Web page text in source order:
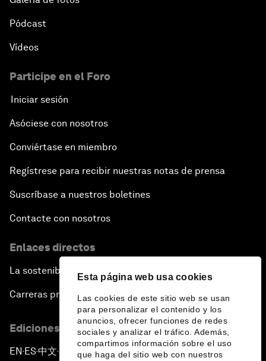
Esta página web usa cookies
Las cookies de este sitio web se usan
para personalizar el contenido y los
anuncios, ofrecer funciones de redes
sociales y analizar el tráfico. Además,
compartimos información sobre el uso
que haga del sitio web con nuestros
Pódcast
Vídeos
Participe en el Foro
Iniciar sesión
Asóciese con nosotros
Conviértase en miembro
Regístrese para recibir nuestras notas de prensa
Suscríbase a nuestros boletines
Contacte con nosotros
Enlaces directos
La sostenibilidad en el Foro
Carreras profesionales
Ediciones en otros idiomas
EN ▪ ES▪中文▪ 日本語